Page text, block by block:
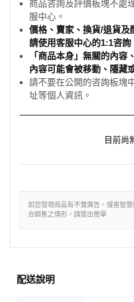
商品咨詢及評價板塊不處
服中心。
價格、賣家、換貨/退貨及
請使用客服中心的1:1咨詢
「商品本身」無關的內
內容可能會被移動、隱藏
請不要在公開的咨詢板塊
址等個人資訊。
目前尚
如您發現商品有不實廣告、侵害智
合銷售之情形，請提出檢舉
配送說明